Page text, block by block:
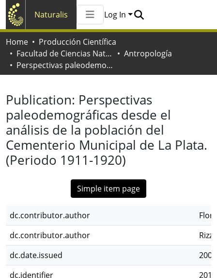
Naturalis
All of Naturalis
Log In
Home
Producción Científica
Facultad de Ciencias Naturales y Museo
Antropología
Perspectivas paleodemográficas desde el análisis de la población del Cementerio Municipal de La Plata. (Periodo 1911-1920)
Publication: Perspectivas
paleodemográficas desde el
análisis de la población del
Cementerio Municipal de La Plata.
(Periodo 1911-1920)
Simple item page
dc.contributor.author
dc.contributor.author
dc.date.issued
2006
dc.identifier